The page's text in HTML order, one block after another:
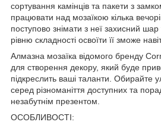
сортування камінців та пакети з
працювати над мозаїкою кілька
поступово знімати з неї захисний
рівню складності освоїти її зможе
Алмазна мозаїка відомого бренду
для створення декору, який буде
підкреслить ваші таланти. Обирайте
серед різноманіття доступних та
незабутнім презентом.
ОСОБЛИВОСТІ: